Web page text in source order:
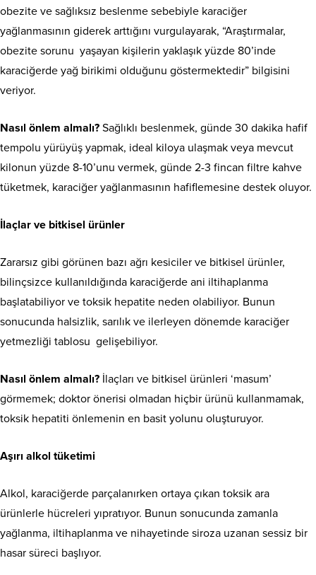
obezite ve sağlıksız beslenme sebebiyle karaciğer
yağlanmasının giderek arttığını vurgulayarak, “Araştırmalar,
obezite sorunu yaşayan kişilerin yaklaşık yüzde 80’inde
karaciğerde yağ birikimi olduğunu göstermektedir” bilgisini
veriyor.
Nasıl önlem almalı? Sağlıklı beslenmek, günde 30 dakika hafif
tempolu yürüyüş yapmak, ideal kiloya ulaşmak veya mevcut
kilonun yüzde 8-10’unu vermek, günde 2-3 fincan filtre kahve
tüketmek, karaciğer yağlanmasının hafiflemesine destek oluyor.
İlaçlar ve bitkisel ürünler
Zararsız gibi görünen bazı ağrı kesiciler ve bitkisel ürünler,
bilinçsizce kullanıldığında karaciğerde ani iltihaplanma
başlatabiliyor ve toksik hepatite neden olabiliyor. Bunun
sonucunda halsizlik, sarılık ve ilerleyen dönemde karaciğer
yetmezliği tablosu gelişebiliyor.
Nasıl önlem almalı? İlaçları ve bitkisel ürünleri ‘masum’
görmemek; doktor önerisi olmadan hiçbir ürünü kullanmamak,
toksik hepatiti önlemenin en basit yolunu oluşturuyor.
Aşırı alkol tüketimi
Alkol, karaciğerde parçalanırken ortaya çıkan toksik ara
ürünlerle hücreleri yıpratıyor. Bunun sonucunda zamanla
yağlanma, iltihaplanma ve nihayetinde siroza uzanan sessiz bir
hasar süreci başlıyor.